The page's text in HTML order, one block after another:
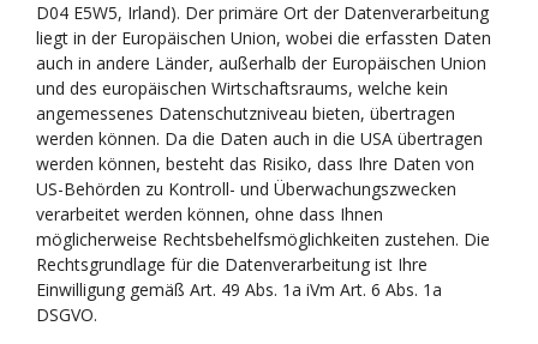
D04 E5W5, Irland). Der primäre Ort der Datenverarbeitung
liegt in der Europäischen Union, wobei die erfassten Daten
auch in andere Länder, außerhalb der Europäischen Union
und des europäischen Wirtschaftsraums, welche kein
angemessenes Datenschutzniveau bieten, übertragen
werden können. Da die Daten auch in die USA übertragen
werden können, besteht das Risiko, dass Ihre Daten von
US-Behörden zu Kontroll- und Überwachungszwecken
verarbeitet werden können, ohne dass Ihnen
möglicherweise Rechtsbehelfsmöglichkeiten zustehen. Die
Rechtsgrundlage für die Datenverarbeitung ist Ihre
Einwilligung gemäß Art. 49 Abs. 1a iVm Art. 6 Abs. 1a
DSGVO.